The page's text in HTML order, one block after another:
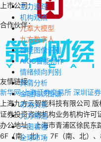
主力追踪
机构观点
九章大模型
九方数字人
智能图像识别
AIGC智能创作
情绪倾向判别
舆情分析
金融知识图谱
市场头条
九方精选
一图看懂
全球市场
上市公司：
合作伙伴：
友情链接：
新华网 上海证券交易所 深圳证
上海九方云智能科技有限公司
证券投资咨询机构业务机构许可
办公地址：上海市青浦区徐民
6F（南、北）、7F（南、北）